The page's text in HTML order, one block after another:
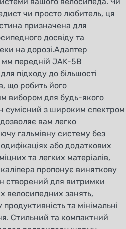
чи просто любитель, ця
призначена для
досвіду та
на дорозі.Адаптер
мм передній JAK-5B
підходу до більшості
що робить його
вибором для будь-якого
сумісний з широким спектром
вам легко
гальмівну систему без
або додаткових
та легких матеріалів,
пропонує виняткову
створений для витримки
велосипедних занять,
та мінімальні
Стильний та компактний